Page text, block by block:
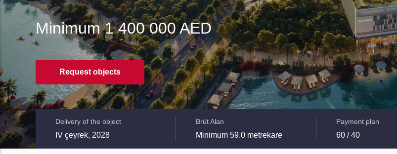
Minimum 1 400 000 AED
Request objects
Delivery of the object
IV çeyrek, 2028
Brüt Alan
Minimum 59.0 metrekare
Payment plan
60 / 40